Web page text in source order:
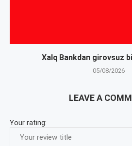
Xalq Bankdan girovsuz
05/08/2026
LEAVE A
Your rating: